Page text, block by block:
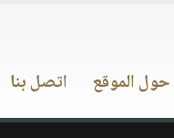
حول الموقع اتصل بنا